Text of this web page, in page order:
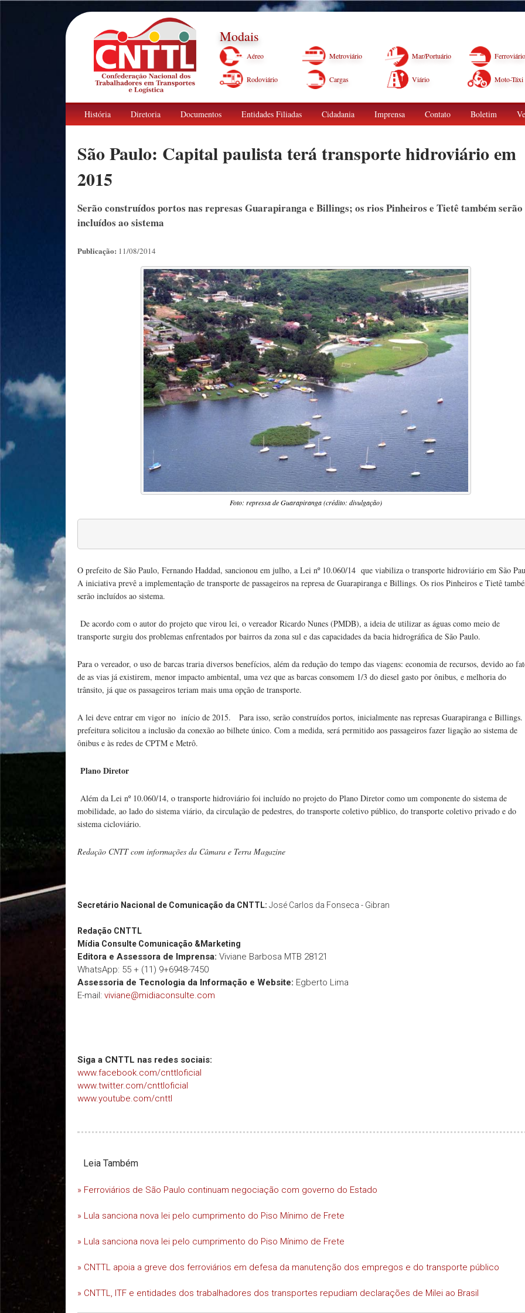
Modais
Aéreo Metroviário Mar/Portuário Ferroviário
Rodoviário Cargas Viário Moto-Táxi
História Diretoria Documentos Entidades Filiadas Cidadania Imprensa Contato Boletim
São Paulo: Capital paulista terá transporte hidroviário em
2015
Serão construídos portos nas represas Guarapiranga e Billings; os rios Pinheiros e Tietê também serão
incluídos ao sistema
Publicação: 11/08/2014
Foto: repressa de Guarapiranga (crédito: divulgação)
O prefeito de São Paulo, Fernando Haddad, sancionou em julho, a Lei nº 10.060/14 que viabiliza o transporte hidroviário em São
A iniciativa prevê a implementação de transporte de passageiros na represa de Guarapiranga e Billings. Os rios Pinheiros e Tietê
serão incluídos ao sistema.
De acordo com o autor do projeto que virou lei, o vereador Ricardo Nunes (PMDB), a ideia de utilizar as águas como meio de
transporte surgiu dos problemas enfrentados por bairros da zona sul e das capacidades da bacia hidrográfica de São Paulo.
Para o vereador, o uso de barcas traria diversos benefícios, além da redução do tempo das viagens: economia de recursos, devido ao
de as vias já existirem, menor impacto ambiental, uma vez que as barcas consomem 1/3 do diesel gasto por ônibus, e melhoria do
trânsito, já que os passageiros teriam mais uma opção de transporte.
A lei deve entrar em vigor no início de 2015. Para isso, serão construídos portos, inicialmente nas represas Guarapiranga e
prefeitura solicitou a inclusão da conexão ao bilhete único. Com a medida, será permitido aos passageiros fazer ligação ao sistema de
ônibus e às redes de CPTM e Metrô.
Plano Diretor
Além da Lei nº 10.060/14, o transporte hidroviário foi incluído no projeto do Plano Diretor como um componente do sistema de
mobilidade, ao lado do sistema viário, da circulação de pedestres, do transporte coletivo público, do transporte coletivo privado e do
sistema cicloviário.
Redação CNTT com informações da Câmara e Terra Magazine
Secretário Nacional de Comunicação da CNTTL: José Carlos da Fonseca - Gibran
Redação CNTTL
Mídia Consulte Comunicação &Marketing
Editora e Assessora de Imprensa: Viviane Barbosa MTB 28121
WhatsApp: 55 + (11) 9+6948-7450
Assessoria de Tecnologia da Informação e Website: Egberto Lima
E-mail: viviane@midiaconsulte.com
Siga a CNTTL nas redes sociais:
www.facebook.com/cnttloficial
www.twitter.com/cnttloficial
www.youtube.com/cnttl
Leia Também
» Ferroviários de São Paulo continuam negociação com governo do Estado
» Lula sanciona nova lei pelo cumprimento do Piso Mínimo de Frete
» Lula sanciona nova lei pelo cumprimento do Piso Mínimo de Frete
» CNTTL apoia a greve dos ferroviários em defesa da manutenção dos empregos e do transporte público
» CNTTL, ITF e entidades dos trabalhadores dos transportes repudiam declarações de Milei ao Brasil